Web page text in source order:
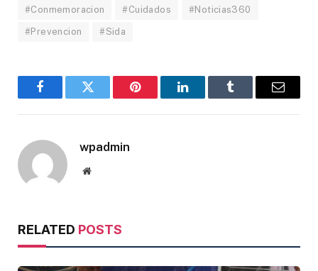
#Conmemoracion #Cuidados #Noticias360
#Prevencion #Sida
FacebookTwitter Pinterest LinkedInTumblr Email
wpadmin
Website
RELATED POSTS